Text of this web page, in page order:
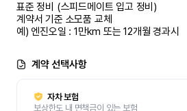
표준 정비 (스피드메이트 입고 정비)
계약서 기준 소모품 교체
예) 엔진오일 : 1만km 또는 12개월 경과시
계약 선택사항
자차 보험
보상한도 내 면책금이 있는 보험